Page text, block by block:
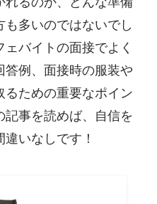
多いのではないでし
バイトの面接でよく
答例、面接時の服装や
ための重要なポイン
記事を読めば、自信を
いなしです！